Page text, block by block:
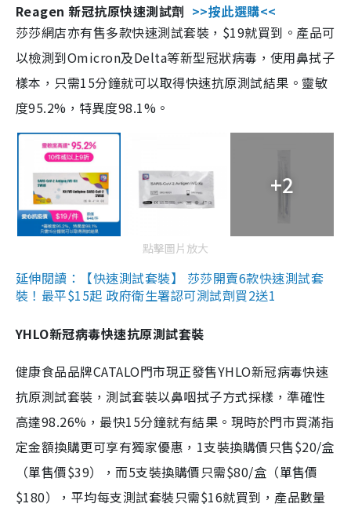
Reagen 新冠抗原快速測試劑 >>按此選購<<
莎莎網店亦有售多款快速測試套裝，$19就買到。產品可
以檢測到Omicron及Delta等新型冠狀病毒，使用鼻拭子
樣本，只需15分鐘就可以取得快速抗原測試結果。靈敏
度95.2%，特異度98.1%。
+2
點擊圖片放大
延伸閱讀：【快速測試套裝】 莎莎開賣6款快速測試套
裝！最平$15起 政府衛生署認可測試劑買2送1
YHLO新冠病毒快速抗原測試套裝
健康食品品牌CATALO門市現正發售YHLO新冠病毒快速
抗原測試套裝，測試套裝以鼻咽拭子方式採樣，準確性
高達98.26%，最快15分鐘就有結果。現時於門市買滿指
定金額換購更可享有獨家優惠，1支裝換購價只售$20/盒
（單售價$39），而5支裝換購價只需$80/盒（單售價
$180），平均每支測試套裝只需$16就買到，產品數量